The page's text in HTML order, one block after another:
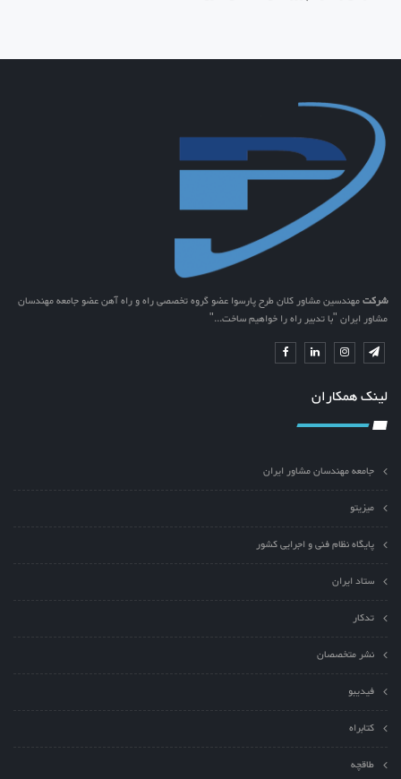
شرکتمهندسین مشاور کلان طرح پارسوا عضو گروه تخصصی راه و راه آهن عضو جامعه مهندسان
مشاور ایران "با تدبیر راه را خواهیم ساخت..."
لینک همکاران
جامعه مهندسان مشاور ایران
میزیتو
پایگاه نظام فنی و اجرایی کشور
ستاد ایران
تدکار
نشر متخصصان
فیدیبو
کتابراه
طاقچه